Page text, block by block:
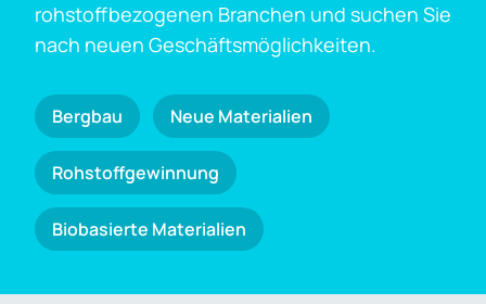
rohstoffbezogenen Branchen und suchen Sie
nach neuen Geschäftsmöglichkeiten.
Bergbau Neue Materialien
Rohstoffgewinnung
Biobasierte Materialien